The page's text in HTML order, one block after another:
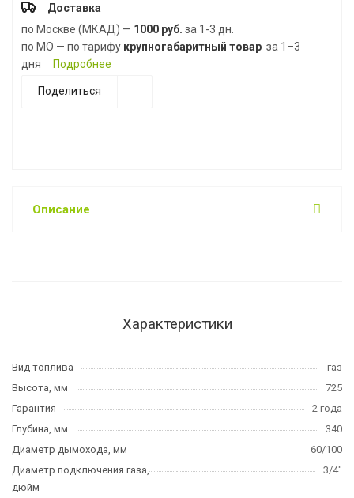
Доставка
по Москве (МКАД) — 1000 руб. за 1-3 дн.
по МО — по тарифу крупногабаритный товар за 1–3
дня
Подробнее
Поделиться
Описание
Характеристики
Вид топлива
газ
Высота, мм
725
Гарантия
2 года
Глубина, мм
340
Диаметр дымохода, мм
60/100
Диаметр подключения газа,
дюйм
3/4"